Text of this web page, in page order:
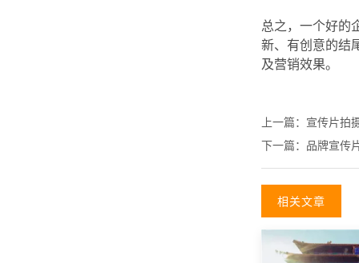
总之，一个好的
新、有创意的结
及营销效果。
上一篇： 宣传片拍
下一篇： 品牌宣传
相关文章